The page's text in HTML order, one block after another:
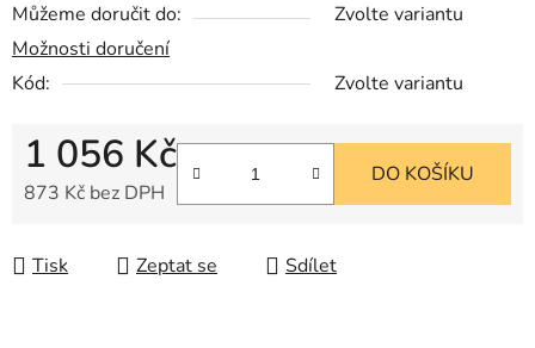
Můžeme doručit do:
Zvolte variantu
Možnosti doručení
Kód:
Zvolte variantu
1 056 Kč
873 Kč bez DPH
DO KOŠÍKU
Tisk Zeptat se Sdílet